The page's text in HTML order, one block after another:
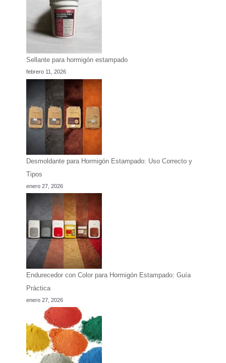
Sellante para hormigón estampado
febrero 11, 2026
Desmoldante para Hormigón Estampado: Uso Correcto y
Tipos
enero 27, 2026
Endurecedor con Color para Hormigón Estampado: Guía
Práctica
enero 27, 2026